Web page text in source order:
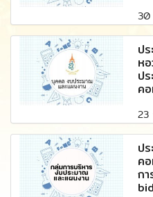
ป
ห
ป
ค
23
ป
ค
ก